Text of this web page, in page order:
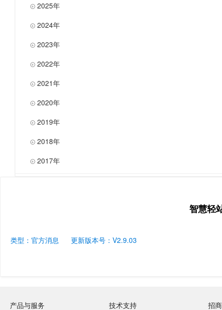
 2025年
 2024年
 2023年
 2022年
 2021年
 2020年
 2019年
 2018年
 2017年
智慧轻
类型：官方消息 更新版本号：V2.9.03
产品与服务 技术支持 招